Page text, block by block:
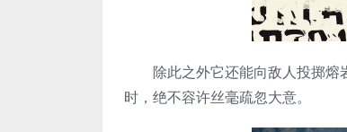
除此之外它还能向敌人投掷熔
时，绝不容许丝毫疏忽大意。